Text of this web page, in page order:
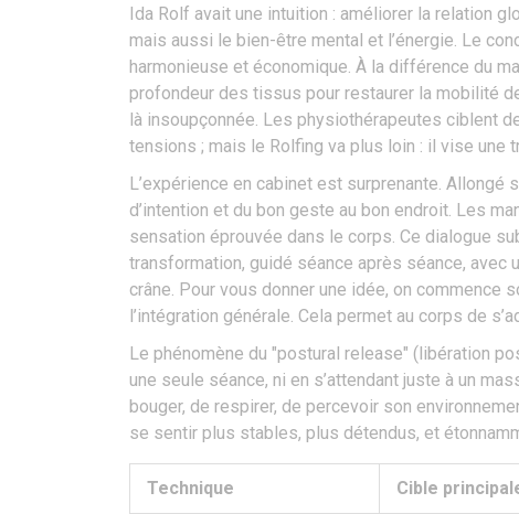
Ida Rolf avait une intuition : améliorer la relation
mais aussi le bien-être mental et l’énergie. Le
harmonieuse et économique. À la différence du
profondeur des tissus pour restaurer la mobilité
là insoupçonnée. Les physiothérapeutes ciblent
tensions ; mais le Rolfing va plus loin : il vise une
L’expérience en cabinet est surprenante. Allongé
d’intention et du bon geste au bon endroit. Les
sensation éprouvée dans le corps. Ce dialogue
transformation, guidé séance après séance, avec
crâne. Pour vous donner une idée, on commence
l’intégration générale. Cela permet au corps de
Le phénomène du "postural release" (libération
une seule séance, ni en s’attendant juste à un
bouger, de respirer, de percevoir son
se sentir plus stables, plus détendus, et
Technique Cible